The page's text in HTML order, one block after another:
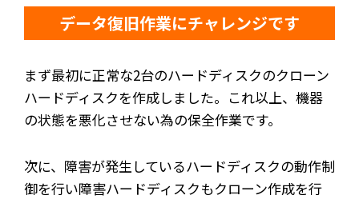
データ復旧作業にチャレンジです
まず最初に正常な2台のハードディスクのクローン
ハードディスクを作成しました。これ以上、機器
の状態を悪化させない為の保全作業です。
次に、障害が発生しているハードディスクの動作制
御を行い障害ハードディスクもクローン作成を行